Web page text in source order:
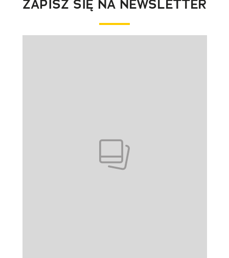
ZAPISZ SIĘ NA NEWSLETTER